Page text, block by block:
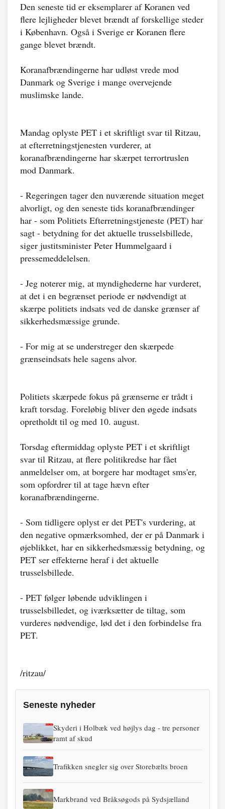
Den seneste tid er eksemplarer af Koranen ved
flere lejligheder blevet brændt af forskellige steder
i København. Også i Sverige er Koranen flere
gange blevet brændt.
Koranafbrændingerne har udløst vrede mod
Danmark og Sverige i mange overvejende
muslimske lande.
Mandag oplyste PET i et skriftligt svar til Ritzau,
at efterretningstjenesten vurderer, at
koranafbrændingerne har skærpet terrortruslen
mod Danmark.
- Regeringen tager den nuværende situation meget
alvorligt, og den seneste tids koranafbrændinger
har - som Politiets Efterretningstjeneste (PET) har
sagt - betydning for det aktuelle trusselsbillede,
siger justitsminister Peter Hummelgaard i
pressemeddelelsen.
- Jeg noterer mig, at myndighederne har vurderet,
at det i en begrænset periode er nødvendigt at
skærpe politiets indsats ved de danske grænser af
sikkerhedsmæssige grunde.
- For mig at se understreger den skærpede
grænseindsats hele sagens alvor.
Politiets skærpede fokus på grænserne er trådt i
kraft torsdag. Foreløbig bliver den øgede indsats
opretholdt til og med 10. august.
Torsdag eftermiddag oplyste PET i et skriftligt
svar til Ritzau, at flere politikredse har fået
anmeldelser om, at borgere har modtaget sms'er,
som opfordrer til at tage hævn efter
koranafbrændingerne.
- Som tidligere oplyst er det PET's vurdering, at
den negative opmærksomhed, der er på Danmark i
øjeblikket, har en sikkerhedsmæssig betydning, og
PET ser effekterne heraf i det aktuelle
trusselsbillede.
- PET følger løbende udviklingen i
trusselsbilledet, og iværksætter de tiltag, som
vurderes nødvendige, lød det i den forbindelse fra
PET.
/ritzau/
Seneste nyheder
Skyderi i Holbæk ved højlys dag - tre personer
ramt af skud
Trafikken snegler sig over Storebælts broen
Markbrand ved Bråksøgods på Sydsjælland